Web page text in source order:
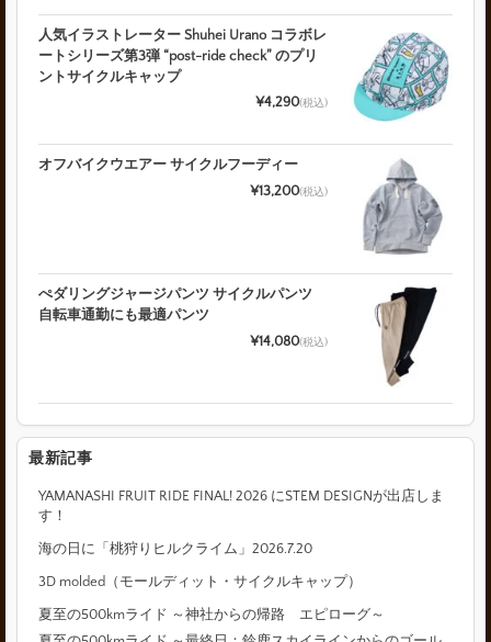
人気イラストレーター Shuhei Urano コラボレ
ートシリーズ第3弾 “post-ride check” のプリ
ントサイクルキャップ
¥4,290(税込)
オフバイクウエアー サイクルフーディー
¥13,200(税込)
ぺダリングジャージパンツ サイクルパンツ
自転車通勤にも最適パンツ
¥14,080(税込)
最新記事
YAMANASHI FRUIT RIDE FINAL! 2026 にSTEM DESIGNが出店しま
す！
海の日に「桃狩りヒルクライム」2026.7.20
3D molded（モールディット・サイクルキャップ）
夏至の500kmライド ～神社からの帰路 エピローグ～